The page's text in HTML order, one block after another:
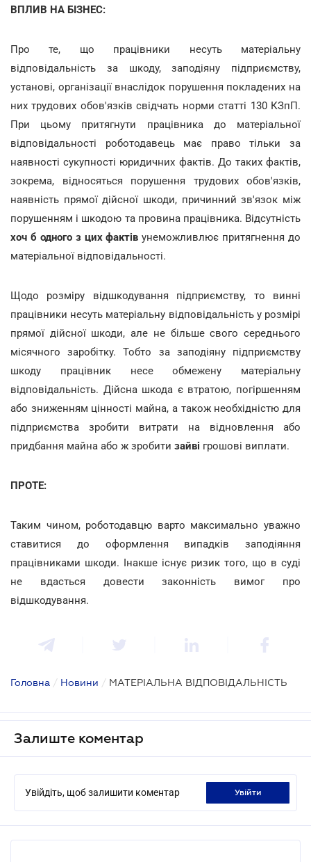
ВПЛИВ НА БІЗНЕС:
Про те, що працівники несуть матеріальну
відповідальність за шкоду, заподіяну підприємству,
установі, організації внаслідок порушення покладених на
них трудових обов'язків свідчать норми статті 130 КЗпП.
При цьому притягнути працівника до матеріальної
відповідальності роботодавець має право тільки за
наявності сукупності юридичних фактів. До таких фактів,
зокрема, відносяться порушення трудових обов'язків,
наявність прямої дійсної шкоди, причинний зв'язок між
порушенням і шкодою та провина працівника. Відсутність
хоч б одного з цих фактів унеможливлює притягнення до
матеріальної відповідальності.
Щодо розміру відшкодування підприємству, то винні
працівники несуть матеріальну відповідальність у розмірі
прямої дійсної шкоди, але не більше свого середнього
місячного заробітку. Тобто за заподіяну підприємству
шкоду працівник несе обмежену матеріальну
відповідальність. Дійсна шкода є втратою, погіршенням
або зниженням цінності майна, а також необхідністю для
підприємства зробити витрати на відновлення або
придбання майна або ж зробити зайві грошові виплати.
ПРОТЕ:
Таким чином, роботодавцю варто максимально уважно
ставитися до оформлення випадків заподіяння
працівниками шкоди. Інакше існує ризик того, що в суді
не вдасться довести законність вимог про
відшкодування.
Головна / Новини / МАТЕРІАЛЬНА ВІДПОВІДАЛЬНІСТЬ
Залиште коментар
Увійдіть, щоб залишити коментар увійти